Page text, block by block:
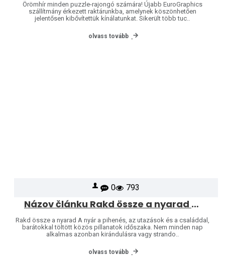
Örömhír minden puzzle-rajongó számára! Újabb EuroGraphics
szállítmány érkezett raktárunkba, amelynek köszönhetően
jelentősen kibővítettük kínálatunkat. Sikerült több tuc..
olvass tovább
0 793
Názov článku Rakd össze a nyarad – a nyár a puzzle-é
Rakd össze a nyarad A nyár a pihenés, az utazások és a családdal,
barátokkal töltött közös pillanatok időszaka. Nem minden nap
alkalmas azonban kirándulásra vagy strando..
olvass tovább